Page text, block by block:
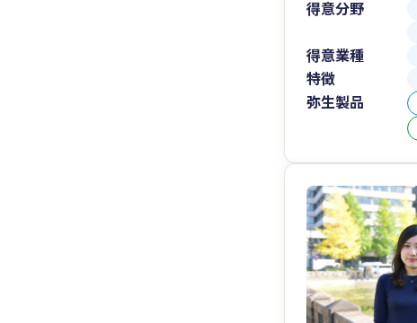
得意分野
得意業種
特徴
弥生製品